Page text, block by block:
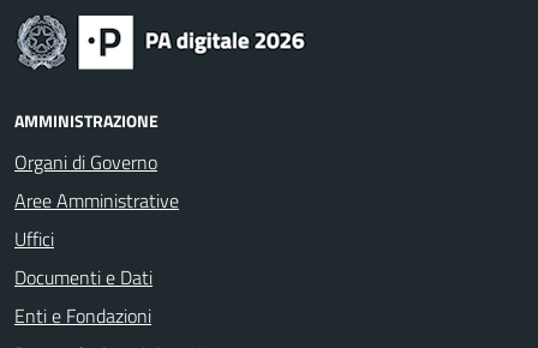
AMMINISTRAZIONE
Organi di Governo
Aree Amministrative
Uffici
Documenti e Dati
Enti e Fondazioni